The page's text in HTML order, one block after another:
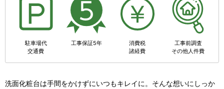
駐車場代
交通費
工事保証5年
消費税
諸経費
工事前調査
その他人件費
洗面化粧台は手間をかけずにいつもキレイに。そんな想いにしっか